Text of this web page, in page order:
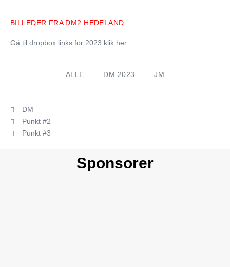
BILLEDER FRA DM2 HEDELAND
Gå til dropbox links for 2023 klik her
ALLE DM 2023 JM
DM
Punkt #2
Punkt #3
Sponsorer